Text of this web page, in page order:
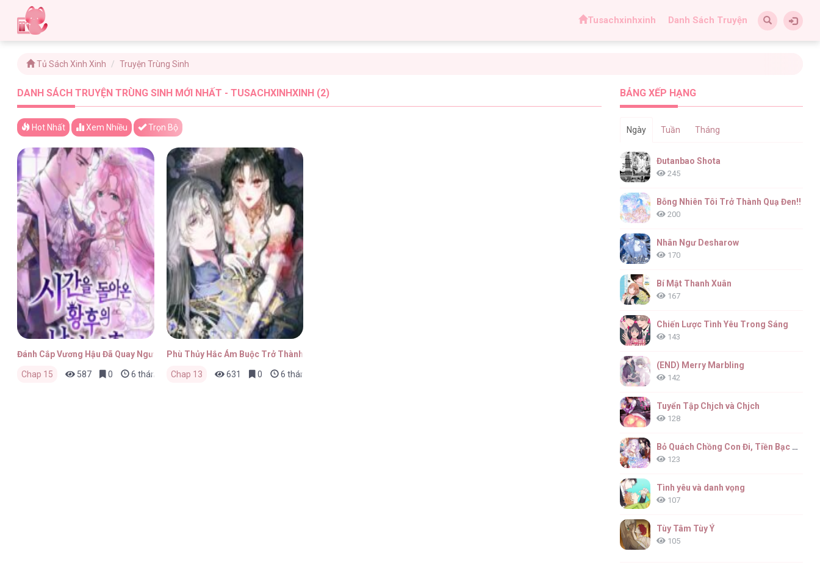
Tusachxinhxinh Danh Sách Truyện
Tủ Sách Xinh Xinh Truyện Trùng Sinh
DANH SÁCH TRUYỆN TRÙNG SINH MỚI NHẤT - TUSACHXINHXINH (2)
Hot Nhất Xem Nhiều Trọn Bộ
Đánh Cắp Vương Hậu Đã Quay Ngược Thời Gian
Chap 15 587 0 6 tháng trước
Phù Thủy Hắc Ám Buộc Trở Thành Phản Diện
Chap 13 631 0 6 tháng trước
BẢNG XẾP HẠNG
Ngày Tuần Tháng
Đutanbao Shota
245
Bỗng Nhiên Tôi Trở Thành Quạ Đen!!
200
Nhân Ngư Desharow
170
Bí Mật Thanh Xuân
167
Chiến Lược Tình Yêu Trong Sáng
143
(END) Merry Marbling
142
Tuyển Tập Chjch và Chjch
128
Bỏ Quách Chồng Con Đi, Tiền Bạc Mới Là Tất Cả
123
Tình yêu và danh vọng
107
Tùy Tâm Tùy Ý
105